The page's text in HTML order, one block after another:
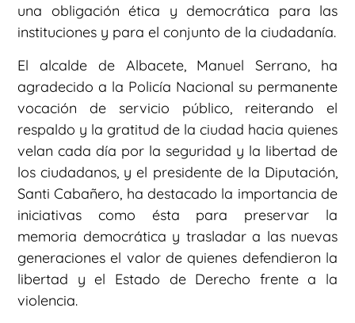
una obligación ética y democrática para las
instituciones y para el conjunto de la ciudadanía.
El alcalde de Albacete, Manuel Serrano, ha
agradecido a la Policía Nacional su permanente
vocación de servicio público, reiterando el
respaldo y la gratitud de la ciudad hacia quienes
velan cada día por la seguridad y la libertad de
los ciudadanos, y el presidente de la Diputación,
Santi Cabañero, ha destacado la importancia de
iniciativas como ésta para preservar la
memoria democrática y trasladar a las nuevas
generaciones el valor de quienes defendieron la
libertad y el Estado de Derecho frente a la
violencia.